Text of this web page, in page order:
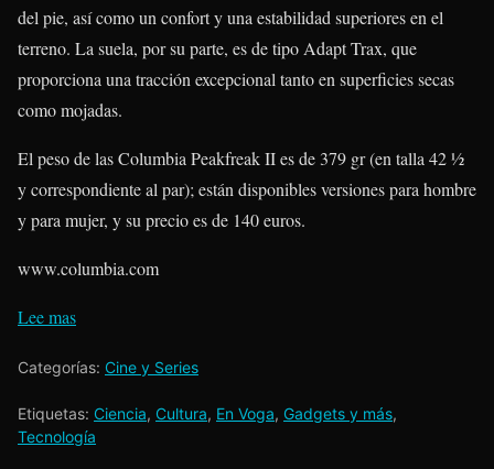
del pie, así como un confort y una estabilidad superiores en el
terreno. La suela, por su parte, es de tipo Adapt Trax, que
proporciona una tracción excepcional tanto en superficies secas
como mojadas.
El peso de las Columbia Peakfreak II es de 379 gr (en talla 42 ½
y correspondiente al par); están disponibles versiones para hombre
y para mujer, y su precio es de 140 euros.
www.columbia.com
Lee mas
Categorías: Cine y Series
Etiquetas: Ciencia, Cultura, En Voga, Gadgets y más,
Tecnología